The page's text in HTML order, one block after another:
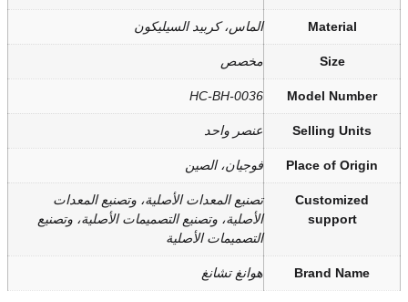
كربيد السيليكون
HC-BH-
واحد
الصين
المعدات الأصلية، وتصنيع المعدات
وتصنيع التصميمات الأصلية، وتصنيع
تشانغ